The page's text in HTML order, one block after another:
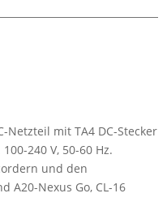
Netzteil mit TA4 DC-Stecker
240 V, 50-60 Hz.
und den
A20-Nexus Go, CL-16